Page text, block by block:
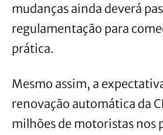
mudanças ainda deverá
regulamentação para
prática.
Mesmo assim, a
renovação automática da
milhões de motoristas nos